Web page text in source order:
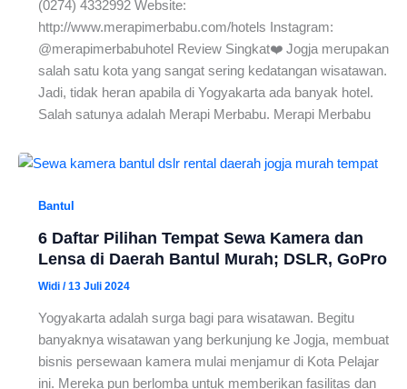
(0274) 4332992 Website:
http://www.merapimerbabu.com/hotels Instagram:
@merapimerbabuhotel Review Singkat❤️ Jogja merupakan
salah satu kota yang sangat sering kedatangan wisatawan.
Jadi, tidak heran apabila di Yogyakarta ada banyak hotel.
Salah satunya adalah Merapi Merbabu. Merapi Merbabu
Bantul
6 Daftar Pilihan Tempat Sewa Kamera dan
Lensa di Daerah Bantul Murah; DSLR, GoPro
Widi /13 Juli 2024
Yogyakarta adalah surga bagi para wisatawan. Begitu
banyaknya wisatawan yang berkunjung ke Jogja, membuat
bisnis persewaan kamera mulai menjamur di Kota Pelajar
ini. Mereka pun berlomba untuk memberikan fasilitas dan